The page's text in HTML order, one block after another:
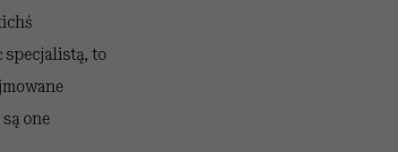
specjalistą, to
one